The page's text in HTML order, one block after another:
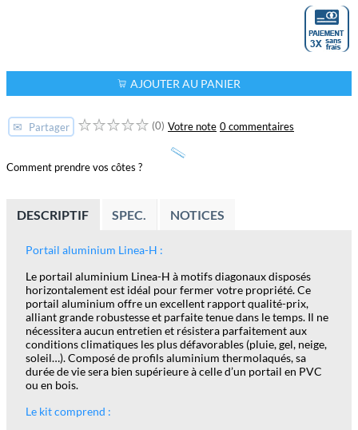
AJOUTER AU PANIER
✉ Partager (0) Votre note 0 commentaires
Comment prendre vos côtes ?
DESCRIPTIF SPEC. NOTICES
Portail aluminium Linea-H :
Le portail aluminium Linea-H à motifs diagonaux disposés
horizontalement est idéal pour fermer votre propriété. Ce
portail aluminium offre un excellent rapport qualité-prix,
alliant grande robustesse et parfaite tenue dans le temps. Il ne
nécessitera aucun entretien et résistera parfaitement aux
conditions climatiques les plus défavorables (pluie, gel, neige,
soleil…). Composé de profils aluminium thermolaqués, sa
durée de vie sera bien supérieure à celle d’un portail en PVC
ou en bois.
Le kit comprend :